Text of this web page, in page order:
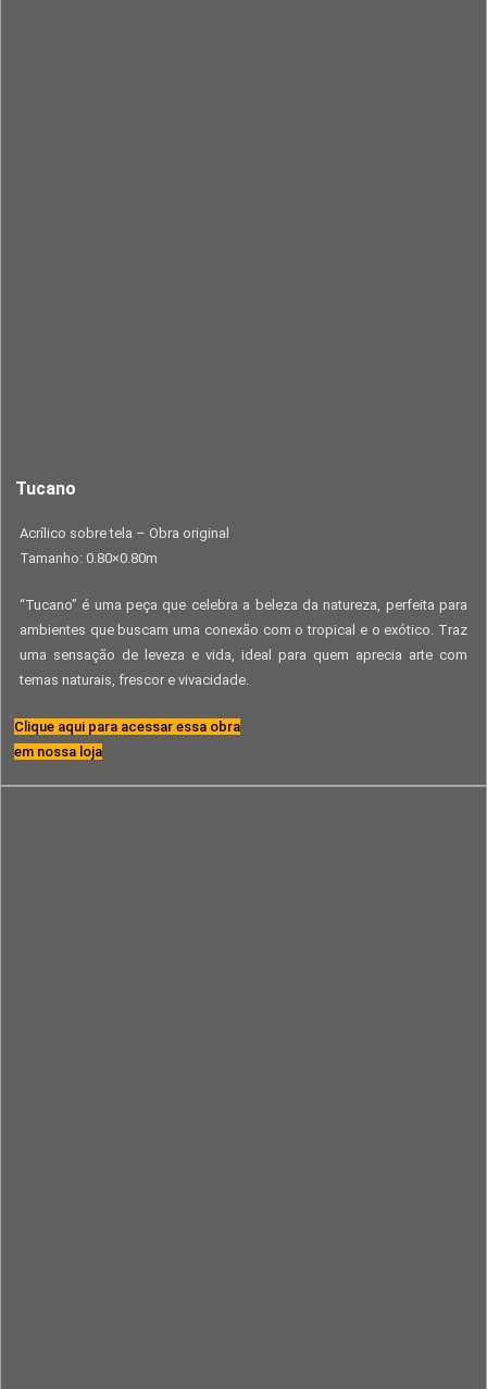
Tucano
Acrílico sobre tela – Obra original
Tamanho: 0.80×0.80m
“Tucano” é uma peça que celebra a beleza da natureza, perfeita para
ambientes que buscam uma conexão com o tropical e o exótico. Traz
uma sensação de leveza e vida, ideal para quem aprecia arte com
temas naturais, frescor e vivacidade.
Clique aqui para acessar essa obra
em nossa loja